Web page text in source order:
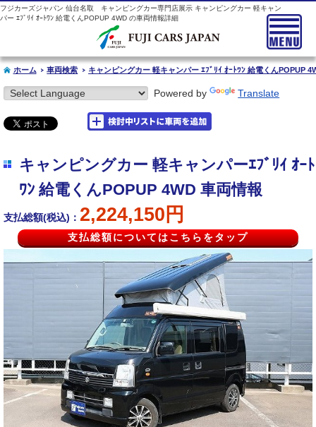
フジカーズジャパン 仙台名取 キャンピングカー専門店展示 キャンピングカー 軽キャン
パー ｴﾌﾞﾘｲ ｵｰﾄﾜﾝ 給電くんPOPUP 4WD の車両情報詳細
ホーム 車両検索 キャンピングカー 軽キャンパー ｴﾌﾞﾘｲ ｵｰﾄﾜﾝ 給電くんPOPUP
Powered by Translate
キャンピングカー 軽キャンパーｴﾌﾞﾘｲ ｵｰﾄ
ﾜﾝ 給電くんPOPUP 4WD 車両情報
支払総額(税込)： 2,224,150円
支払総額についてはこちらをタップ